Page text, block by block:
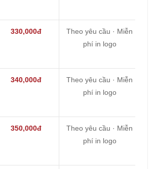
330,000đ
Theo yêu cầu · Miễn
phí in logo
340,000đ
Theo yêu cầu · Miễn
phí in logo
350,000đ
Theo yêu cầu · Miễn
phí in logo